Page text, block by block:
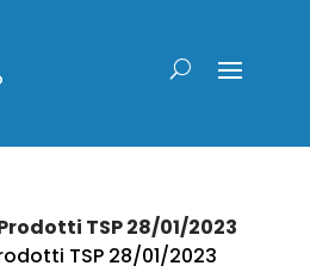
TSP 28/01/2023
TSP 28/01/2023